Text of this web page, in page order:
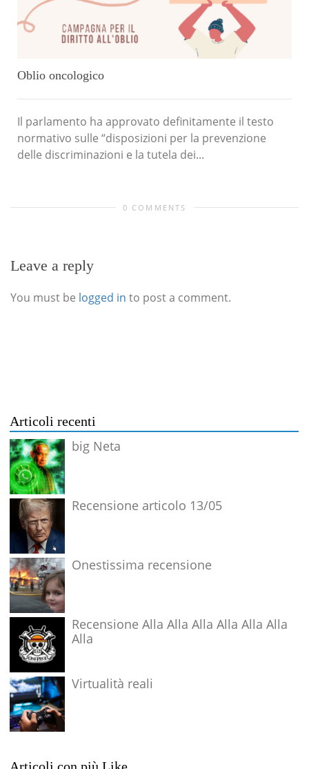
Oblio oncologico
Il parlamento ha approvato definitamente il testo
normativo sulle “disposizioni per la prevenzione
delle discriminazioni e la tutela dei...
0 COMMENTS
Leave a reply
You must be logged in to post a comment.
Articoli recenti
big Neta
Recensione articolo 13/05
Onestissima recensione
Recensione Alla Alla Alla Alla Alla Alla
Alla
Virtualità reali